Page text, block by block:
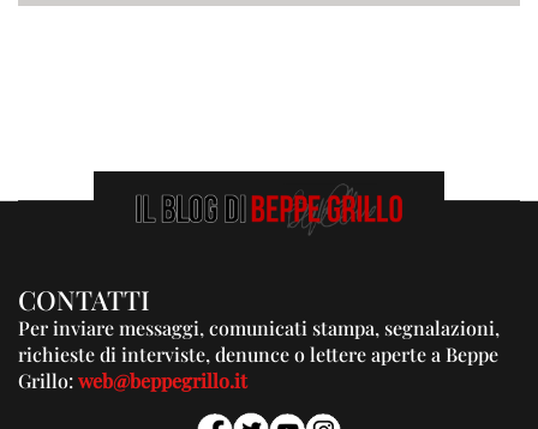
CONTATTI
Per inviare messaggi, comunicati stampa, segnalazioni,
richieste di interviste, denunce o lettere aperte a Beppe
Grillo:web@beppegrillo.it